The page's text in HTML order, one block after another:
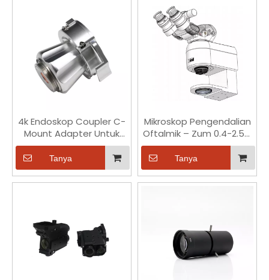
4k Endoskop Coupler C-
Mount Adapter Untuk
Kamera Endoskopi Tegar
F22
Tanya
Mikroskop Pengendalian
Oftalmik – Zum 0.4-2.5X,
Medan Pandangan 9-
52mm
Tanya